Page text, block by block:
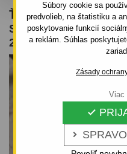
Súbory cookie sa
predvolieb, na štatistiku a
poskytovanie funkcií
a reklám. Súhlas
Zásady


Viac
ŤAŽNÉ ZARIADENIE
SUV, PICK UP -
2008 DO